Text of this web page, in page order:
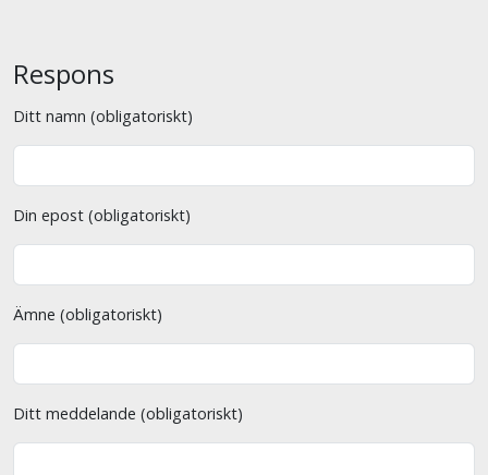
Respons
Ditt namn (obligatoriskt)
Din epost (obligatoriskt)
Ämne (obligatoriskt)
Ditt meddelande (obligatoriskt)